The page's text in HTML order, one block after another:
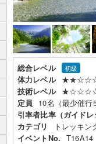
総合レベル 初級
体力レベル
技術レベル
定員 10名（最少催行5
引率者比率（ガイドレ
カテゴリ トレッキン
イベントNo. T16A14